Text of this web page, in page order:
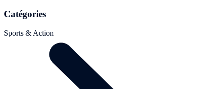
Catégories
Sports & Action